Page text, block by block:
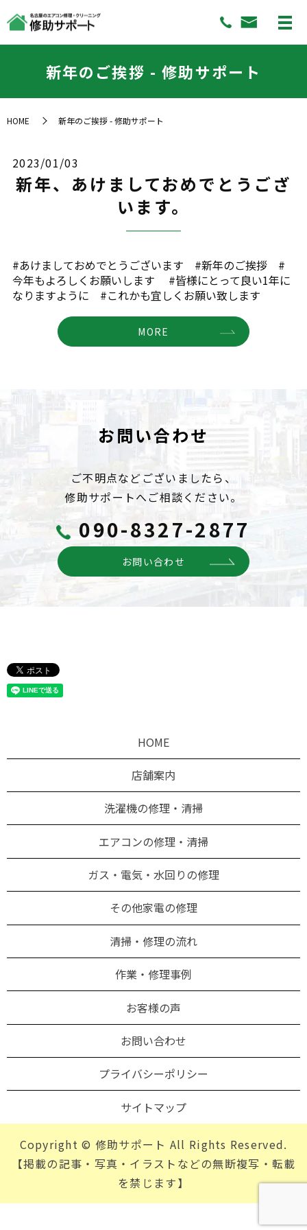
新年のご挨拶 - 修助サポート
HOME 新年のご挨拶 - 修助サポート
2023/01/03
新年、あけましておめでとうござ
います。
#あけましておめでとうございます #新年のご挨拶 #
今年もよろしくお願いします #皆様にとって良い1年に
なりますように #これかも宜しくお願い致します
MORE
お問い合わせ
ご不明点などございましたら、
修助サポートへご相談ください。
090-8327-2877
お問い合わせ
HOME
店舗案内
洗濯機の修理・清掃
エアコンの修理・清掃
ガス・電気・水回りの修理
その他家電の修理
清掃・修理の流れ
作業・修理事例
お客様の声
お問い合わせ
プライバシーポリシー
サイトマップ
Copyright © 修助サポート All Rights Reserved.
【掲載の記事・写真・イラストなどの無断複写・転載
を禁じます】